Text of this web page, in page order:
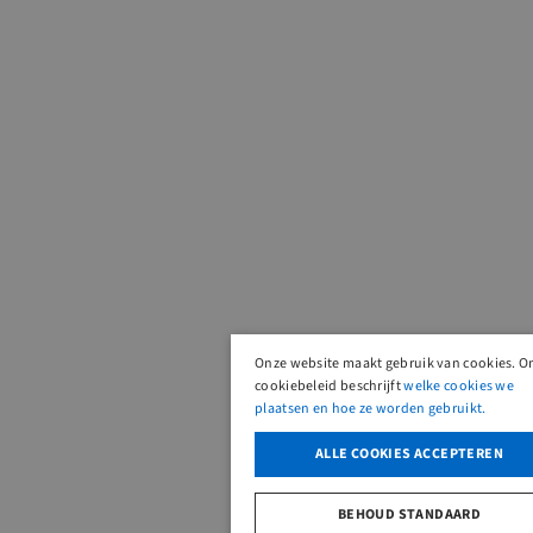
Onze website maakt gebruik van cookies.
cookiebeleid beschrijftwelke cookies we
plaatsen en hoe ze worden gebruikt.
ALLE COOKIES ACCEPTEREN
BEHOUD STANDAARD